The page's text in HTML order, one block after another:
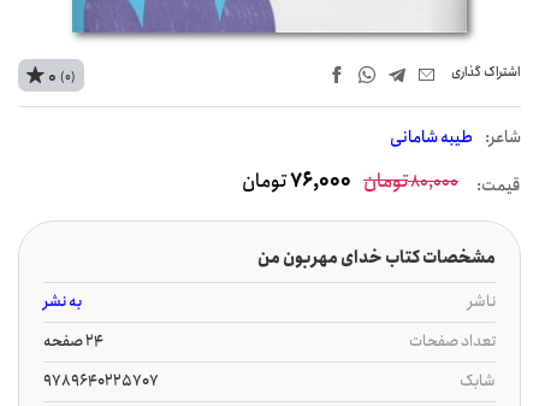
اشتراک‌ گذاری
شاعر: طیبه شامانی
0 (0)
قیمت: 80,000تومان 76,000تومان
مشخصات کتاب خدای مهربون من
ناشر
به نشر
تعداد صفحات
24 صفحه
شابک
9789640225707